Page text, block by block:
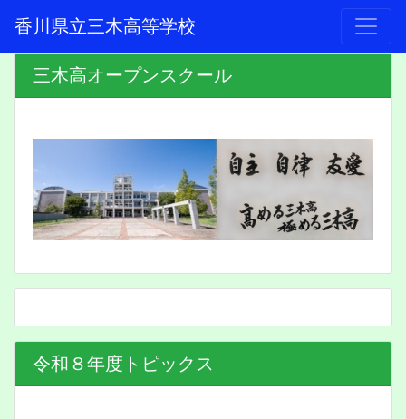
香川県立三木高等学校
三木高オープンスクール
令和８年度トピックス